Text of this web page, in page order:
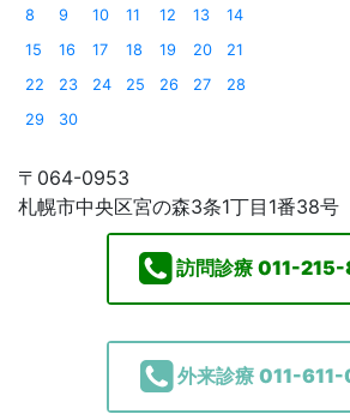
8
9 10 11 12 13
14
15
16 17 18 19 20
21
22
23 24 25 26 27
28
29
30
〒064-0953
札幌市中央区宮の森3条1丁目1番38号
訪問診療 011-
外来診療 011-